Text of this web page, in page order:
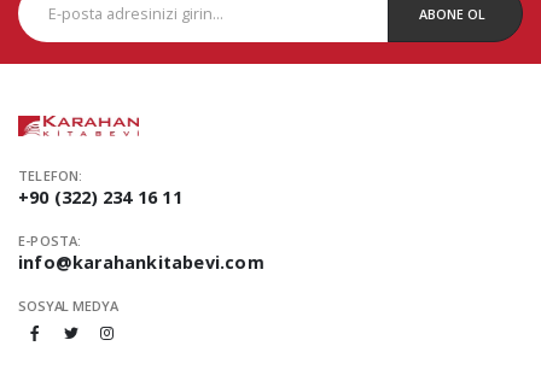
ABONE OL
TELEFON:
+90 (322) 234 16 11
E-POSTA:
info@karahankitabevi.com
SOSYAL MEDYA